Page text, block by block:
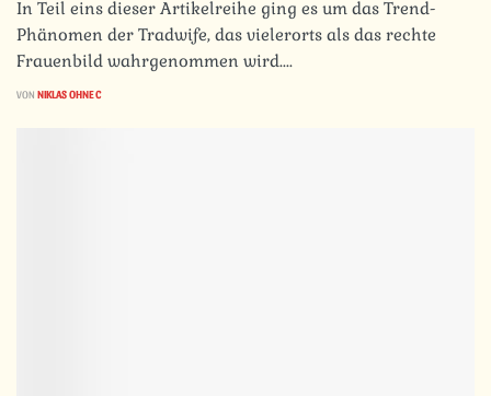
In Teil eins dieser Artikelreihe ging es um das Trend-
Phänomen der Tradwife, das vielerorts als das rechte
Frauenbild wahrgenommen wird....
VON NIKLAS OHNE C